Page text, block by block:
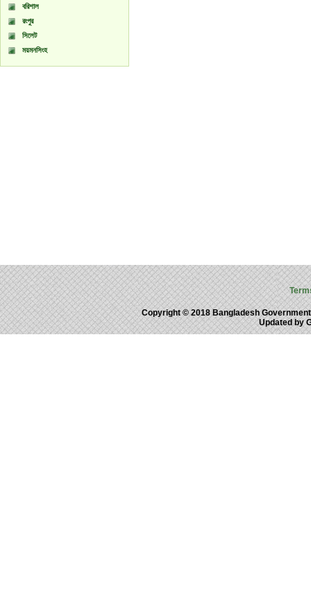
বরিশাল
রংপুর
সিলেট
ময়মনসিংহ
Copyright © 2018 Bangladesh
Updated by